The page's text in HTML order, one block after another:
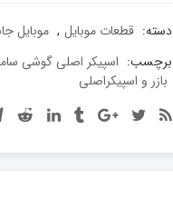
دسته: قطعات موبایل , موبایل
برچسب: اسپیکر اصلی گوشی
بازر و اسپیکراصلی